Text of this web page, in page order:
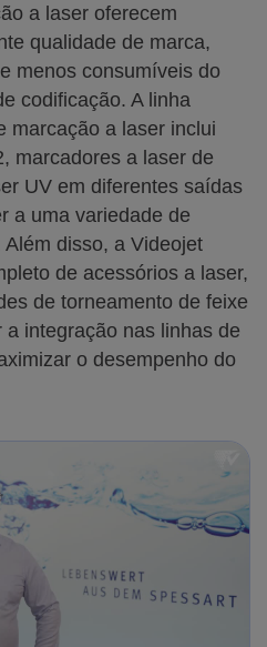
a laser oferecem
qualidade de marca,
menos consumíveis do
codificação. A linha
marcação a laser inclui
marcadores a laser de
UV em diferentes saídas
a uma variedade de
disso, a Videojet
de acessórios a laser,
de torneamento de feixe
integração nas linhas de
o desempenho do